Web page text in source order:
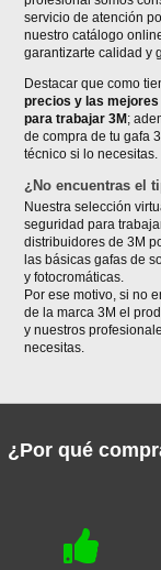
servicio de atención
nuestro catálogo
garantizarte calidad y
Destacar que como
precios y las
para trabajar 3M ;
de compra de tu gafa
técnico si lo necesitas.
¿No encuentras el
Nuestra selección
seguridad para
distribuidores de 3M
las básicas gafas de
y fotocromáticas.
Por ese motivo, si no
de la marca 3M el
y nuestros
necesitas.
¿Por qué